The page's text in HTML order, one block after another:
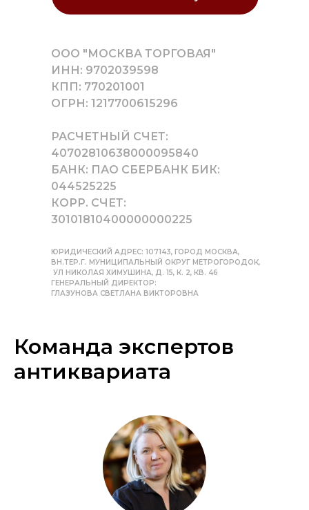
ООО "МОСКВА ТОРГОВАЯ"
ИНН: 9702039598
КПП: 770201001
ОГРН: 1217700615296
РАСЧЕТНЫЙ СЧЕТ:
40702810638000095840
БАНК: ПАО СБЕРБАНК БИК:
044525225
КОРР. СЧЕТ:
30101810400000000225
ЮРИДИЧЕСКИЙ АДРЕС: 107143, ГОРОД МОСКВА,
ВН.ТЕР.Г. МУНИЦИПАЛЬНЫЙ ОКРУГ МЕТРОГОРОДОК,
УЛ НИКОЛАЯ ХИМУШИНА, Д. 15, К. 2, КВ. 46
ГЕНЕРАЛЬНЫЙ ДИРЕКТОР:
ГЛАЗУНОВА СВЕТЛАНА ВИКТОРОВНА
Команда экспертов
антиквариата